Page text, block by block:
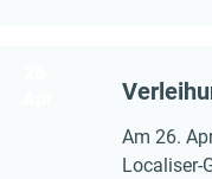
Am 26.
Localiser-